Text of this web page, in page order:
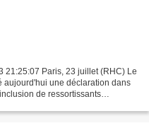
21:25:07 Paris, 23 juillet (RHC) Le
aujourd'hui une déclaration dans
de ressortissants